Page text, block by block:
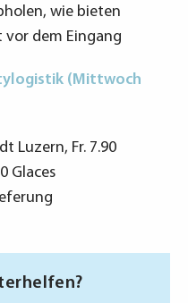
wie bieten
vor dem Eingang
(Mittwoch
Luzern, Fr. 7.90
Glaces